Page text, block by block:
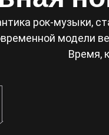
рок-музыки,
модели
Время,